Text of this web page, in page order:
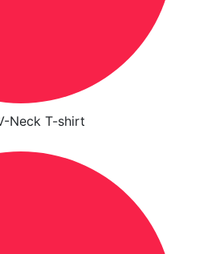
Neck T-shirt